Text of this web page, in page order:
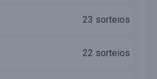
23 sorteios
22 sorteios